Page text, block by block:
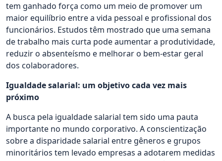
tem ganhado força como um meio de promover um
maior equilíbrio entre a vida pessoal e profissional dos
funcionários. Estudos têm mostrado que uma semana
de trabalho mais curta pode aumentar a produtividade,
reduzir o absenteísmo e melhorar o bem-estar geral
dos colaboradores.
Igualdade salarial: um objetivo cada vez mais
próximo
A busca pela igualdade salarial tem sido uma pauta
importante no mundo corporativo. A conscientização
sobre a disparidade salarial entre gêneros e grupos
minoritários tem levado empresas a adotarem medidas